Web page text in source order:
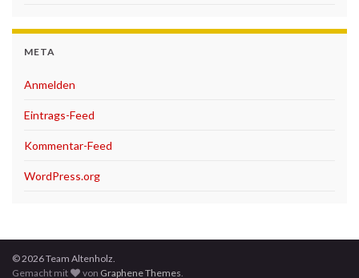
META
Anmelden
Eintrags-Feed
Kommentar-Feed
WordPress.org
© 2026 Team Altenholz.
Gemacht mit
von Graphene Themes.